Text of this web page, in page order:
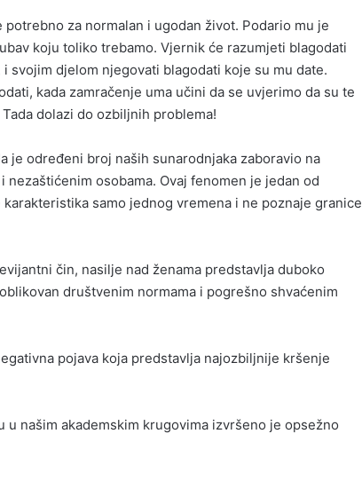
za normalan i ugodan život. Podario mu je
koju toliko trebamo. Vjernik će razumjeti blagodati
svojim djelom njegovati blagodati koje su mu date.
kada zamračenje uma učini da se uvjerimo da su te
dolazi do ozbiljnih problema!
je određeni broj naših sunarodnjaka zaboravio na
osobama. Ovaj fenomen je jedan od
samo jednog vremena i ne poznaje granice
čin, nasilje nad ženama predstavlja duboko
društvenim normama i pogrešno shvaćenim
pojava koja predstavlja najozbiljnije kršenje
našim akademskim krugovima izvršeno je opsežno